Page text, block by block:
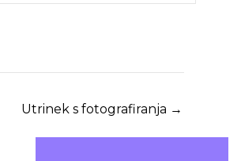
Utrinek s fotografiranja →